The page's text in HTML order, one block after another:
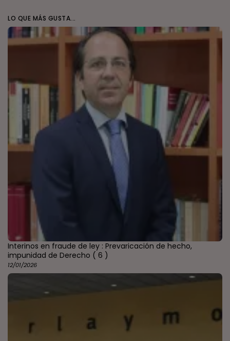
LO QUE MÁS GUSTA...
Interinos en fraude de ley : Prevaricación de hecho,
impunidad de Derecho ( 6 )
12/01/2026